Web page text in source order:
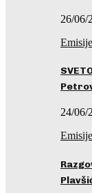
26/06/
Emisije
24/06/
Emisije